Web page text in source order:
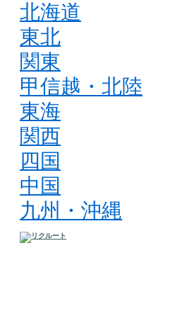
北海道
東北
関東
甲信越・北陸
東海
関西
四国
中国
九州・沖縄